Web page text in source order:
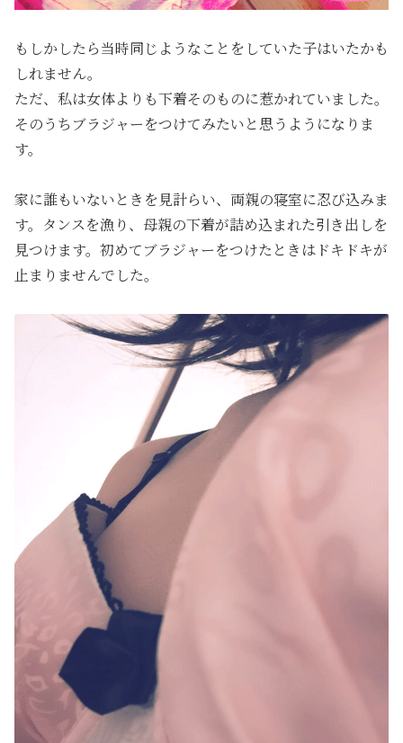
もしかしたら当時同じようなことをしていた子はいたかも
しれません。
ただ、私は女体よりも下着そのものに惹かれていました。
そのうちブラジャーをつけてみたいと思うようになりま
す。
家に誰もいないときを見計らい、両親の寝室に忍び込みま
す。タンスを漁り、母親の下着が詰め込まれた引き出しを
見つけます。初めてブラジャーをつけたときはドキドキが
止まりませんでした。